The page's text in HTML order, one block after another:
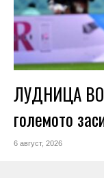
ЛУДНИЦА ВО
големото
6 август, 2026